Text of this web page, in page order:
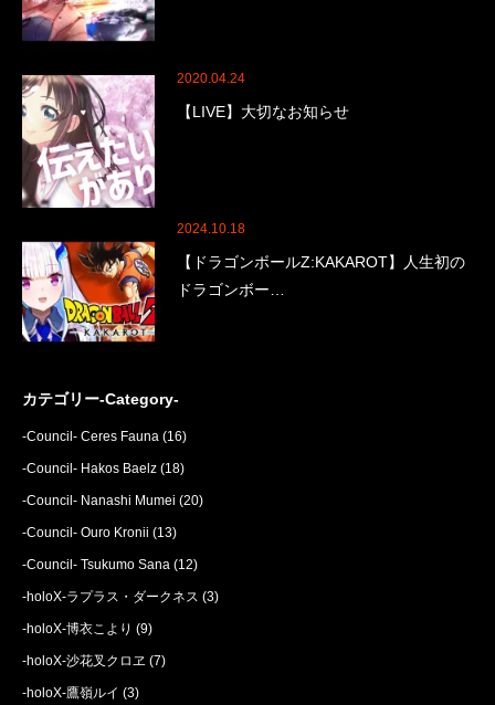
2020.04.24
【LIVE】大切なお知らせ
2024.10.18
【ドラゴンボールZ:KAKAROT】人生初の
ドラゴンボー…
カテゴリー-Category-
-Council- Ceres Fauna (16)
-Council- Hakos Baelz (18)
-Council- Nanashi Mumei (20)
-Council- Ouro Kronii (13)
-Council- Tsukumo Sana (12)
-holoX-ラプラス・ダークネス (3)
-holoX-博衣こより (9)
-holoX-沙花叉クロヱ (7)
-holoX-鷹嶺ルイ (3)